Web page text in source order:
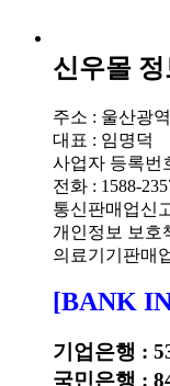
신우몰
주소 : 울산광
대표 : 임명덕
사업자 등록번
전화 : 1588-
통신판매업신
개인정보 보호
의료기기판매
[BANK
기업은행 :
국민은행 :